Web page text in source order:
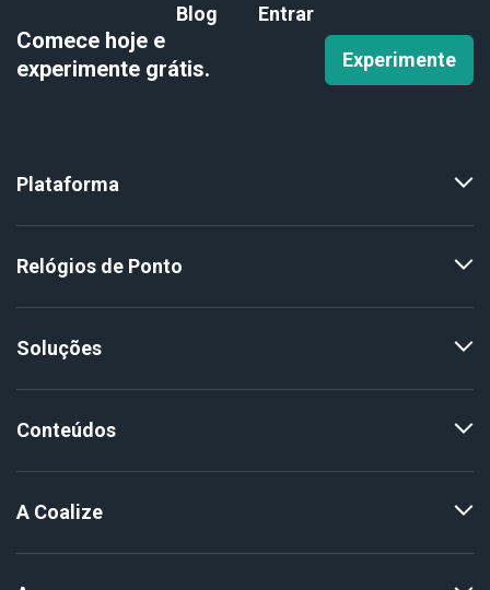
Blog Entrar
Comece hoje e
experimente grátis. Experimente
Plataforma
Relógios de Ponto
Soluções
Conteúdos
A Coalize